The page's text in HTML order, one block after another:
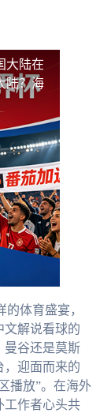
大陆在
陆？海
体育盛宴，
文解说看球的
曼谷还是莫斯
，迎面而来的
播放”。在海外
工作者心头共